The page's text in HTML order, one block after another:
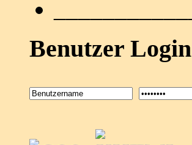
Benutzer Login